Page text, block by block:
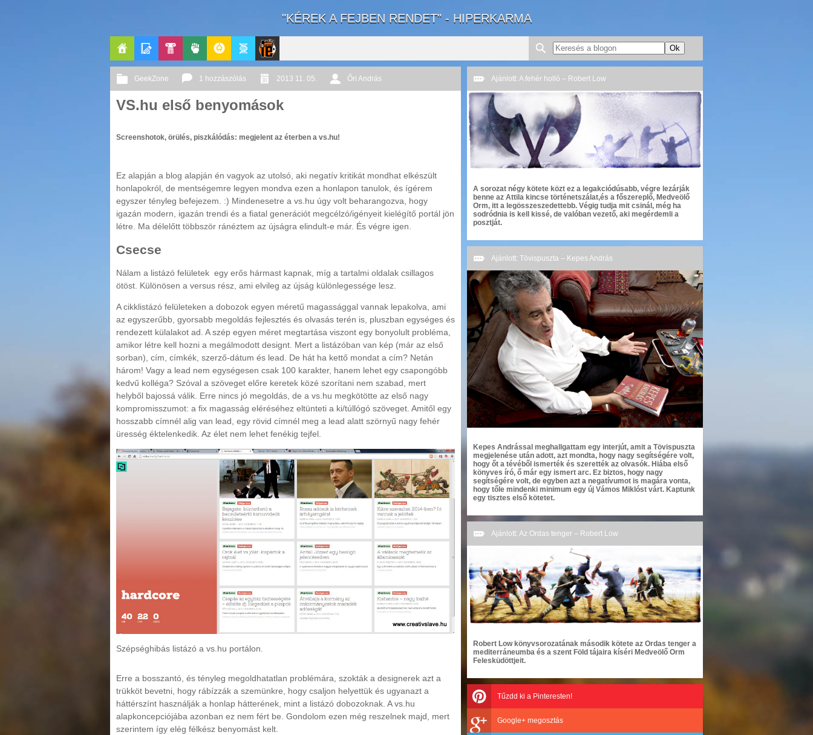
"KÉREK A FEJBEN RENDET" - HIPERKARMA
Főoldal Politika ApablogLe
GeekZone 1 hozzászólás 2013 11. 05. Őri András
VS.hu első benyomások
Screenshotok, örülés, piszkálódás: megjelent az éterben a vs.hu!
Ez alapján a blog alapján én vagyok az utolsó, aki negatív kritikát mondhat elkészült
honlapokról, de mentségemre legyen mondva ezen a honlapon tanulok, és ígérem
egyszer tényleg befejezem. :) Mindenesetre a vs.hu úgy volt beharangozva, hogy
igazán modern, igazán trendi és a fiatal generációt megcélzó/igényeit kielégítő portál jön
létre. Ma délelőtt többször ránéztem az újságra elindult-e már. És végre igen.
Csecse
Nálam a listázó felületek egy erős hármast kapnak, míg a tartalmi oldalak csillagos
ötöst. Különösen a versus rész, ami elvileg az újság különlegessége lesz.
A cikklistázó felületeken a dobozok egyen méretű magassággal vannak lepakolva, ami
az egyszerűbb, gyorsabb megoldás fejlesztés és olvasás terén is, pluszban egységes és
rendezett külalakot ad. A szép egyen méret megtartása viszont egy bonyolult probléma,
amikor létre kell hozni a megálmodott designt. Mert a listázóban van kép (már az első
sorban), cím, címkék, szerző-dátum és lead. De hát ha kettő mondat a cím? Netán
három! Vagy a lead nem egységesen csak 100 karakter, hanem lehet egy csapongóbb
kedvű kolléga? Szóval a szöveget előre keretek közé szorítani nem szabad, mert
helyből bajossá válik. Erre nincs jó megoldás, de a vs.hu megkötötte az első nagy
kompromisszumot: a fix magasság eléréséhez eltünteti a ki/túllógó szöveget. Amitől egy
hosszabb címnél alig van lead, egy rövid címnél meg a lead alatt szörnyű nagy fehér
üresség éktelenkedik. Az élet nem lehet fenékig tejfel.
Szépséghibás listázó a vs.hu portálon.
Erre a bosszantó, és tényleg megoldhatatlan problémára, szokták a designerek azt a
trükköt bevetni, hogy rábízzák a szemünkre, hogy csaljon helyettük és ugyanazt a
háttérszínt használják a honlap hátterének, mint a listázó dobozoknak. A vs.hu
alapkoncepciójába azonban ez nem fért be. Gondolom ezen még reszelnek majd, mert
szerintem így elég félkész benyomást kelt.
Ajánlott: A fehér holló – Robert Low
A sorozat négy kötete közt ez a legakciódúsabb, végre lezárják
benne az Attila kincse történetszálat,és a főszereplő, Medveölő
Orm, itt a legösszeszedettebb. Végig tudja mit csinál, még ha
sodródnia is kell kissé, de valóban vezető, aki megérdemli a
posztját.
Ajánlott: Tövispuszta – Kepes András
Kepes Andrással meghallgattam egy interjút, amit a Tövispuszta
megjelenése után adott, azt mondta, hogy nagy segítségére volt,
hogy őt a tévéből ismerték és szerették az olvasók. Hiába első
könyves író, ő már egy ismert arc. Ez biztos, hogy nagy
segítségére volt, de egyben azt a negatívumot is magára vonta,
hogy tőle mindenki minimum egy új Vámos Miklóst várt. Kaptunk
egy tisztes első kötetet.
Ajánlott: Az Ordas tenger – Robert Low
Robert Low könyvsorozatának második kötete az Ordas tenger a
mediterráneumba és a szent Föld tájaira kíséri Medveölő Orm
Felesküdöttjeit.
Tűzdd ki a Pinteresten!
Google+ megosztás